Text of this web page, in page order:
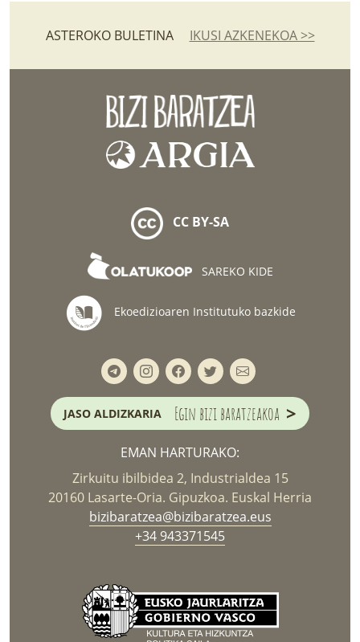
ASTEROKO BULETINA IKUSI AZKENEKOA >>
CC BY-SA
SAREKO KIDE
Ekoedizioaren Institutuko bazkide
JASO ALDIZKARIA Egin bizi baratzeakoa >
EMAN HARTURAKO:
Zirkuitu ibilbidea 2, Industrialdea 15
20160 Lasarte-Oria. Gipuzkoa. Euskal Herria
bizibaratzea@bizibaratzea.eus
+34 943371545